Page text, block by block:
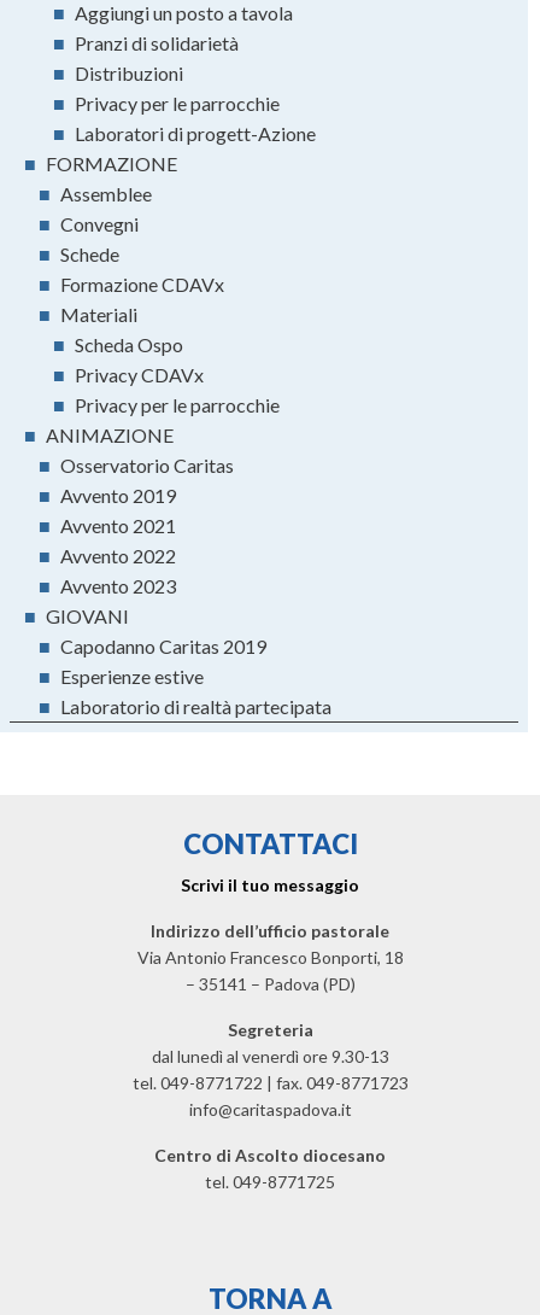
■ Aggiungi un posto a tavola
■ Pranzi di solidarietà
■ Distribuzioni
■ Privacy per le parrocchie
■ Laboratori di progett-Azione
■ FORMAZIONE
■ Assemblee
■ Convegni
■ Schede
■ Formazione CDAVx
■ Materiali
■ Scheda Ospo
■ Privacy CDAVx
■ Privacy per le parrocchie
■ ANIMAZIONE
■ Osservatorio Caritas
■ Avvento 2019
■ Avvento 2021
■ Avvento 2022
■ Avvento 2023
■ GIOVANI
■ Capodanno Caritas 2019
■ Esperienze estive
■ Laboratorio di realtà partecipata
CONTATTACI
Scrivi il tuo messaggio
Indirizzo dell’ufficio pastorale
Via Antonio Francesco Bonporti, 18
– 35141 – Padova (PD)
Segreteria
dal lunedì al venerdì ore 9.30-13
tel. 049-8771722 | fax. 049-8771723
info@caritaspadova.it
Centro di Ascolto diocesano
tel. 049-8771725
TORNA A